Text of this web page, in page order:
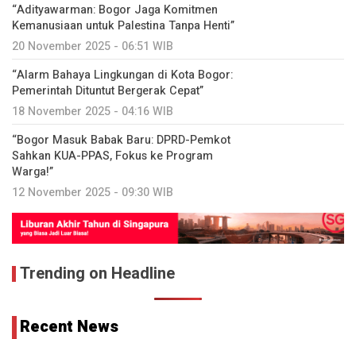
“Adityawarman: Bogor Jaga Komitmen
Kemanusiaan untuk Palestina Tanpa Henti”
20 November 2025 - 06:51 WIB
“Alarm Bahaya Lingkungan di Kota Bogor:
Pemerintah Dituntut Bergerak Cepat”
18 November 2025 - 04:16 WIB
“Bogor Masuk Babak Baru: DPRD-Pemkot
Sahkan KUA-PPAS, Fokus ke Program
Warga!”
12 November 2025 - 09:30 WIB
Trending on Headline
Recent News